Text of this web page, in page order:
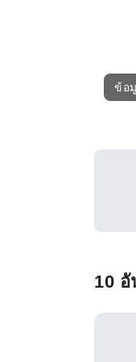
ข้อ
10